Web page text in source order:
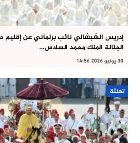
إدريس الشبشالي نائب برلماني عن
الجلالة الملك محمد السادس…
30 يوليو 2026 14:56
تهنئة